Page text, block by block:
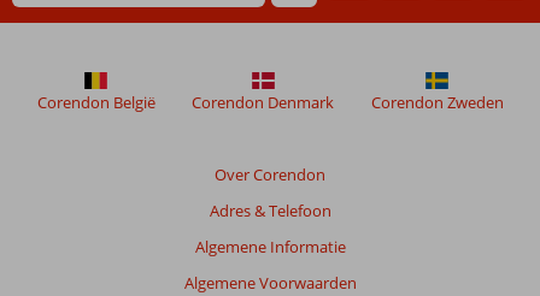
Over Corendon
Adres & Telefoon
Algemene Informatie
Algemene Voorwaarden
Corendon België Corendon Denmark Corendon Zweden